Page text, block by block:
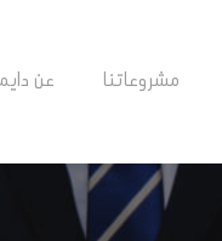
مشروعاتنا عن